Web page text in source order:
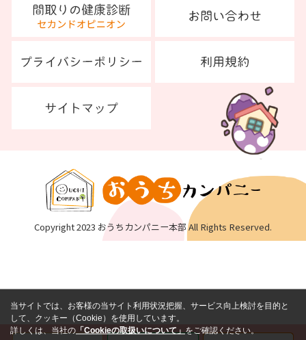
Copyright 2023 おうちカンパニー本部 All Rights Reserved.
当サイトでは、お客様の当サイト利用状況把握、サービス向上検討を目的と
して、クッキー（Cookie）を使用しています。
詳しくは、当社の 「Cookieの取扱いについて」をご確認ください。